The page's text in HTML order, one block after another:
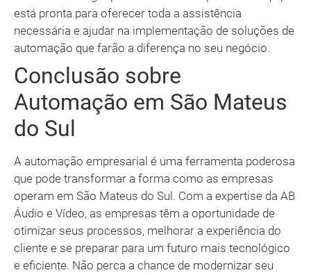
está pronta para oferecer toda a assistência
necessária e ajudar na implementação de soluções de
automação que farão a diferença no seu negócio.
Conclusão sobre
Automação em São Mateus
do Sul
A automação empresarial é uma ferramenta poderosa
que pode transformar a forma como as empresas
operam em São Mateus do Sul. Com a expertise da AB
Áudio e Vídeo, as empresas têm a oportunidade de
otimizar seus processos, melhorar a experiência do
cliente e se preparar para um futuro mais tecnológico
e eficiente. Não perca a chance de modernizar seu